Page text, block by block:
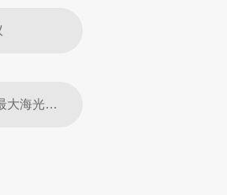
下一篇：央视聚焦：1.32GW！晶科能源N型Tiger Neo组件助力全球最大海光项目并网